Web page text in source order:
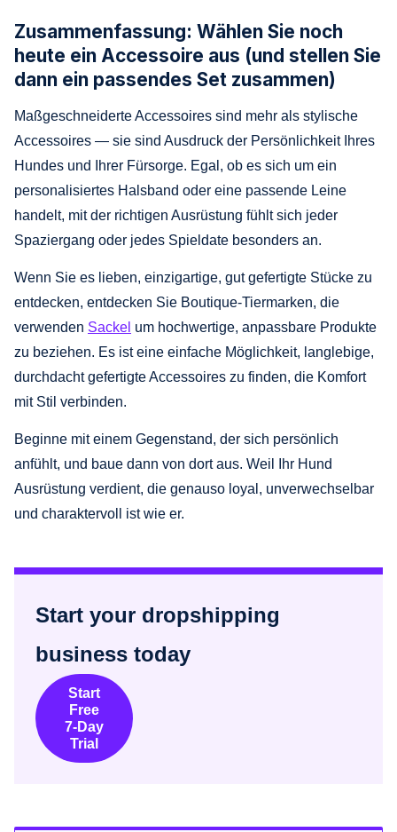
Zusammenfassung: Wählen Sie noch
heute ein Accessoire aus (und stellen Sie
dann ein passendes Set zusammen)
Maßgeschneiderte Accessoires sind mehr als stylische
Accessoires — sie sind Ausdruck der Persönlichkeit Ihres
Hundes und Ihrer Fürsorge. Egal, ob es sich um ein
personalisiertes Halsband oder eine passende Leine
handelt, mit der richtigen Ausrüstung fühlt sich jeder
Spaziergang oder jedes Spieldate besonders an.
Wenn Sie es lieben, einzigartige, gut gefertigte Stücke zu
entdecken, entdecken Sie Boutique-Tiermarken, die
verwenden Sackel um hochwertige, anpassbare Produkte
zu beziehen. Es ist eine einfache Möglichkeit, langlebige,
durchdacht gefertigte Accessoires zu finden, die Komfort
mit Stil verbinden.
Beginne mit einem Gegenstand, der sich persönlich
anfühlt, und baue dann von dort aus. Weil Ihr Hund
Ausrüstung verdient, die genauso loyal, unverwechselbar
und charaktervoll ist wie er.
Start your dropshipping
business today
Start
Free
7-Day
Trial